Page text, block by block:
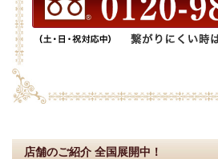
店舗のご紹介 全国展開中！